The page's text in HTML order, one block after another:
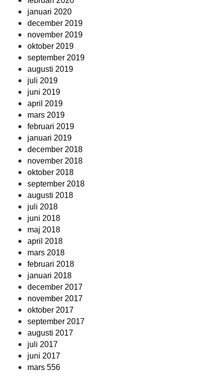
januari 2020
december 2019
november 2019
oktober 2019
september 2019
augusti 2019
juli 2019
juni 2019
april 2019
mars 2019
februari 2019
januari 2019
december 2018
november 2018
oktober 2018
september 2018
augusti 2018
juli 2018
juni 2018
maj 2018
april 2018
mars 2018
februari 2018
januari 2018
december 2017
november 2017
oktober 2017
september 2017
augusti 2017
juli 2017
juni 2017
mars 556